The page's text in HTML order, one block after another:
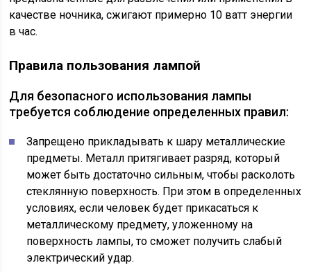
качестве ночника, сжигают примерно 10 ватт энергии
в час.
Правила пользования лампой
Для безопасного использования лампы
требуется соблюдение определенных правил:
Запрещено прикладывать к шару металлические
предметы. Металл притягивает разряд, который
может быть достаточно сильным, чтобы расколоть
стеклянную поверхность. При этом в определенных
условиях, если человек будет прикасаться к
металлическому предмету, уложенному на
поверхность лампы, то сможет получить слабый
электрический удар.